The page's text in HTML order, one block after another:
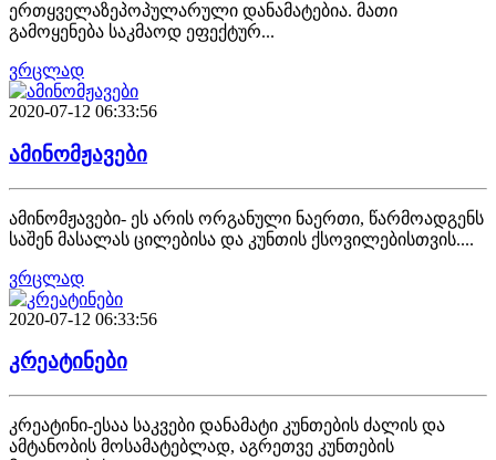
ერთყველაზეპოპულარული დანამატებია. მათი
გამოყენება საკმაოდ ეფექტურ...
ვრცლად
2020-07-12 06:33:56
ამინომჟავები
ამინომჟავები- ეს არის ორგანული ნაერთი, წარმოადგენს
საშენ მასალას ცილებისა და კუნთის ქსოვილებისთვის....
ვრცლად
2020-07-12 06:33:56
კრეატინები
კრეატინი-ესაა საკვები დანამატი კუნთების ძალის და
ამტანობის მოსამატებლად, აგრეთვე კუნთების